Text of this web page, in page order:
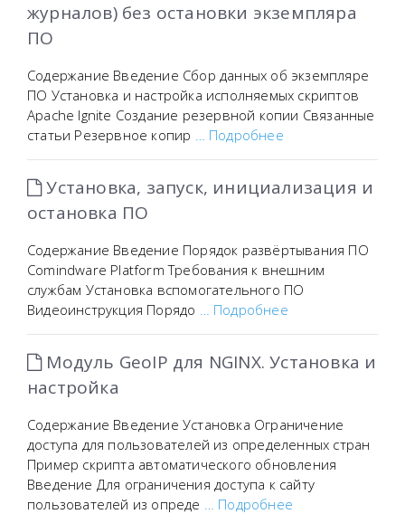
журналов) без остановки экземпляра
ПО
Содержание Введение Сбор данных об экземпляре
ПО Установка и настройка исполняемых скриптов
Apache Ignite Создание резервной копии Связанные
статьи Резервное копир … Подробнее
Установка, запуск, инициализация и
остановка ПО
Содержание Введение Порядок развёртывания ПО
Comindware Platform Требования к внешним
службам Установка вспомогательного ПО
Видеоинструкция Порядо … Подробнее
Модуль GeoIP для NGINX. Установка и
настройка
Содержание Введение Установка Ограничение
доступа для пользователей из определенных стран
Пример скрипта автоматического обновления
Введение Для ограничения доступа к сайту
пользователей из опреде … Подробнее